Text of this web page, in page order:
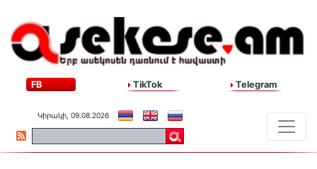
FB TikTok Telegram
Կիրակի, 09.08.2026